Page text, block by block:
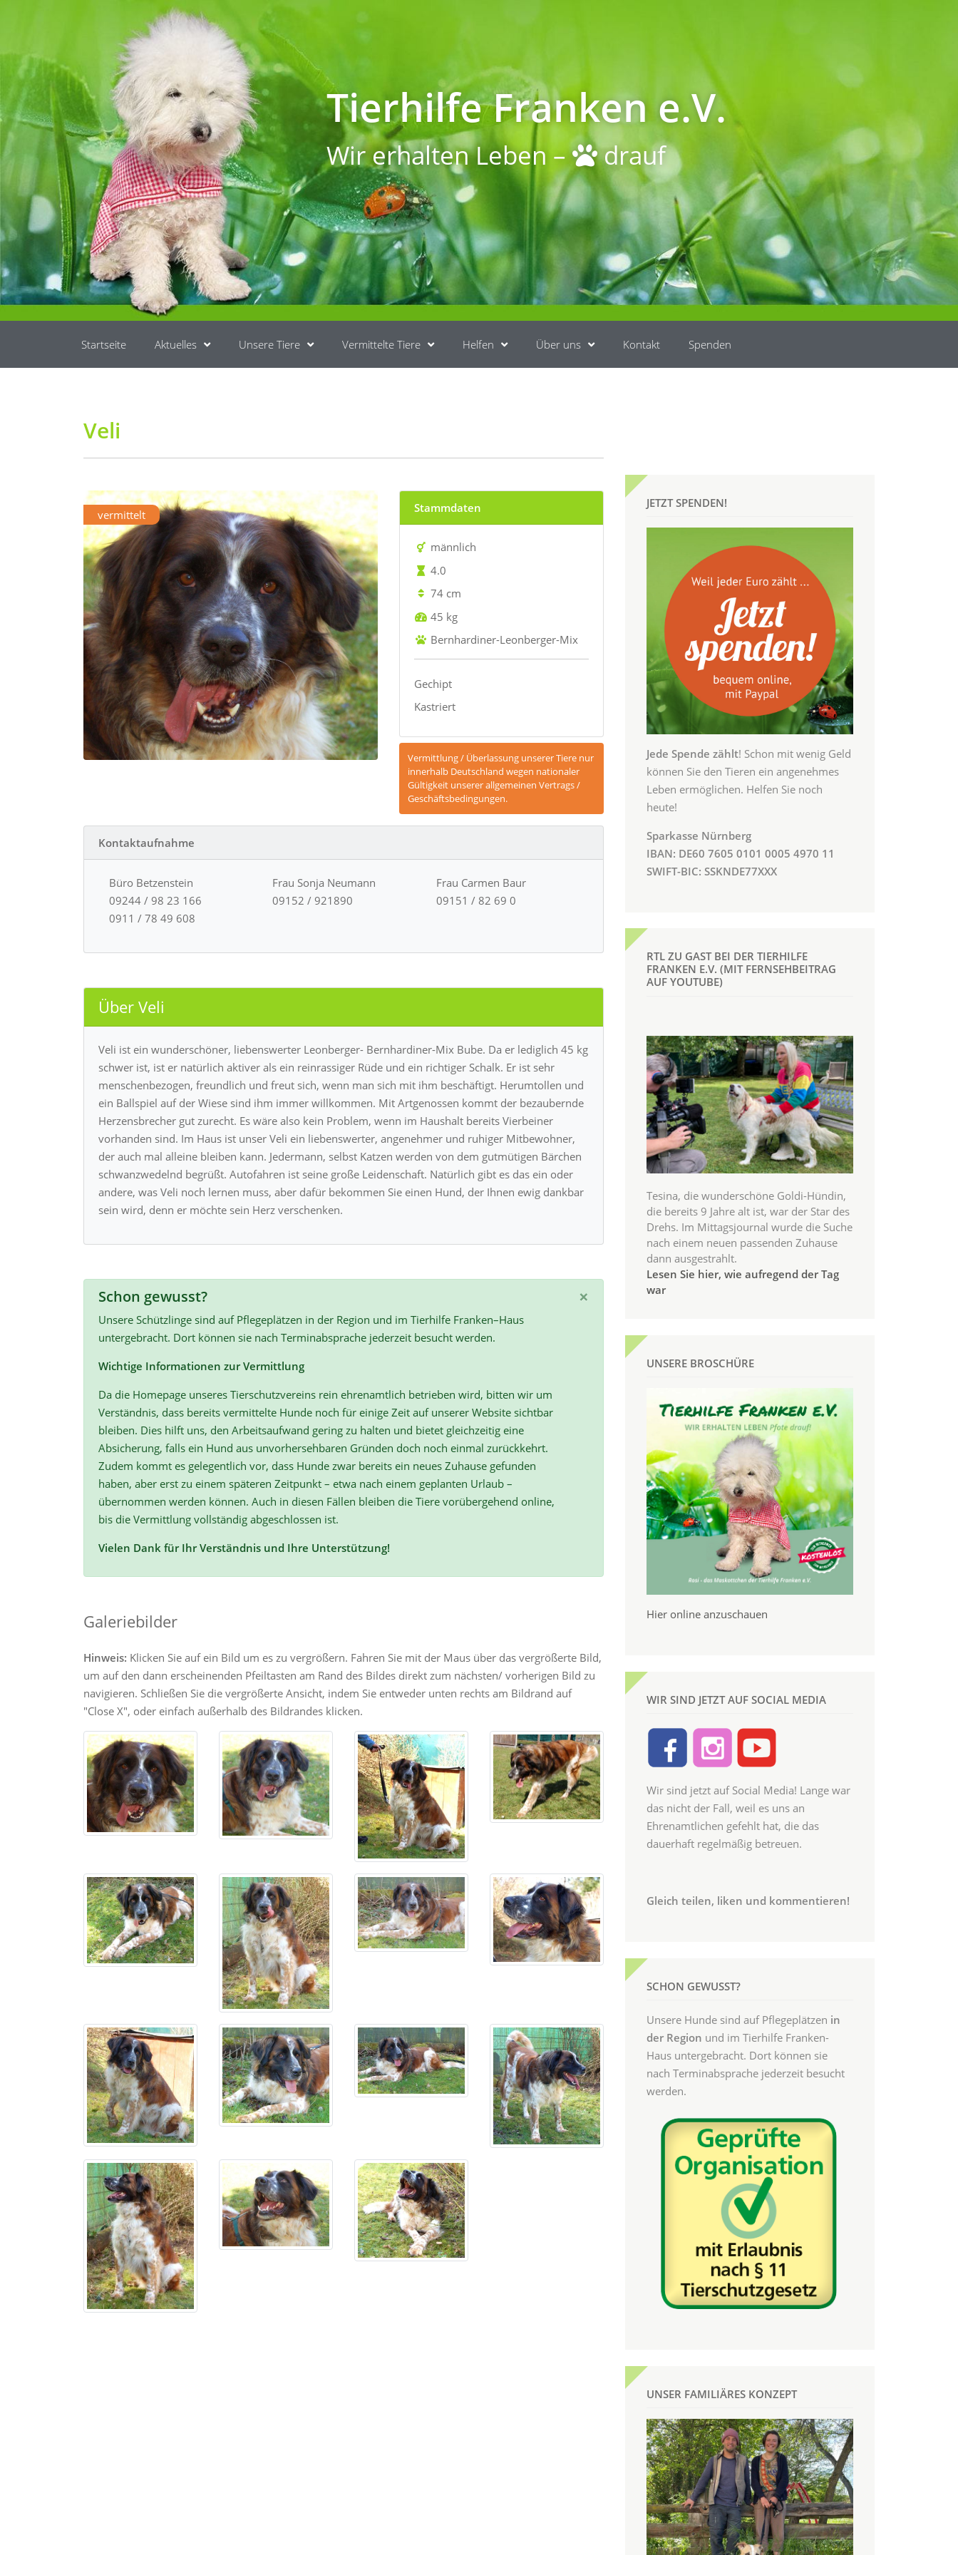
Tierhilfe Franken e.V.
Wir erhalten Leben – drauf
Startseite Aktuelles Unsere Tiere Vermittelte Tiere Helfen Über uns Kontakt Spenden
Veli
vermittelt Stammdaten
männlich
4.0
74 cm
45 kg
Bernhardiner-Leonberger-Mix
Gechipt
Kastriert
Vermittlung / Überlassung unserer Tiere nur
innerhalb Deutschland wegen nationaler
Gültigkeit unserer allgemeinen Vertrags /
Geschäftsbedingungen.
Kontaktaufnahme
Büro Betzenstein
09244 / 98 23 166
0911 / 78 49 608
Frau Sonja Neumann
09152 / 921890
Frau Carmen Baur
09151 / 82 69 0
Über Veli
Veli ist ein wunderschöner, liebenswerter Leonberger- Bernhardiner-Mix Bube. Da er lediglich 45 kg
schwer ist, ist er natürlich aktiver als ein reinrassiger Rüde und ein richtiger Schalk. Er ist sehr
menschenbezogen, freundlich und freut sich, wenn man sich mit ihm beschäftigt. Herumtollen und
ein Ballspiel auf der Wiese sind ihm immer willkommen. Mit Artgenossen kommt der bezaubernde
Herzensbrecher gut zurecht. Es wäre also kein Problem, wenn im Haushalt bereits Vierbeiner
vorhanden sind. Im Haus ist unser Veli ein liebenswerter, angenehmer und ruhiger Mitbewohner,
der auch mal alleine bleiben kann. Jedermann, selbst Katzen werden von dem gutmütigen Bärchen
schwanzwedelnd begrüßt. Autofahren ist seine große Leidenschaft. Natürlich gibt es das ein oder
andere, was Veli noch lernen muss, aber dafür bekommen Sie einen Hund, der Ihnen ewig dankbar
sein wird, denn er möchte sein Herz verschenken.
×
Schon gewusst?
Unsere Schützlinge sind auf Pflegeplätzen in der Region und im Tierhilfe Franken–Haus
untergebracht. Dort können sie nach Terminabsprache jederzeit besucht werden.
Wichtige Informationen zur Vermittlung
Da die Homepage unseres Tierschutzvereins rein ehrenamtlich betrieben wird, bitten wir um
Verständnis, dass bereits vermittelte Hunde noch für einige Zeit auf unserer Website sichtbar
bleiben. Dies hilft uns, den Arbeitsaufwand gering zu halten und bietet gleichzeitig eine
Absicherung, falls ein Hund aus unvorhersehbaren Gründen doch noch einmal zurückkehrt.
Zudem kommt es gelegentlich vor, dass Hunde zwar bereits ein neues Zuhause gefunden
haben, aber erst zu einem späteren Zeitpunkt – etwa nach einem geplanten Urlaub –
übernommen werden können. Auch in diesen Fällen bleiben die Tiere vorübergehend online,
bis die Vermittlung vollständig abgeschlossen ist.
Vielen Dank für Ihr Verständnis und Ihre Unterstützung!
Galeriebilder
Hinweis: Klicken Sie auf ein Bild um es zu vergrößern. Fahren Sie mit der Maus über das vergrößerte Bild,
um auf den dann erscheinenden Pfeiltasten am Rand des Bildes direkt zum nächsten/ vorherigen Bild zu
navigieren. Schließen Sie die vergrößerte Ansicht, indem Sie entweder unten rechts am Bildrand auf
"Close X", oder einfach außerhalb des Bildrandes klicken.
JETZT SPENDEN!
Jede Spende zählt! Schon mit wenig Geld
können Sie den Tieren ein angenehmes
Leben ermöglichen. Helfen Sie noch
heute!
Sparkasse Nürnberg
IBAN: DE60 7605 0101 0005 4970 11
SWIFT-BIC: SSKNDE77XXX
RTL ZU GAST BEI DER TIERHILFE
FRANKEN E.V. (MIT FERNSEHBEITRAG
AUF YOUTUBE)
Tesina, die wunderschöne Goldi-Hündin,
die bereits 9 Jahre alt ist, war der Star des
Drehs. Im Mittagsjournal wurde die Suche
nach einem neuen passenden Zuhause
dann ausgestrahlt.
Lesen Sie hier, wie aufregend der Tag
war
UNSERE BROSCHÜRE
Hier online anzuschauen
WIR SIND JETZT AUF SOCIAL MEDIA
Wir sind jetzt auf Social Media! Lange war
das nicht der Fall, weil es uns an
Ehrenamtlichen gefehlt hat, die das
dauerhaft regelmäßig betreuen.
Gleich teilen, liken und kommentieren!
SCHON GEWUSST?
Unsere Hunde sind auf Pflegeplätzen in
der Region und im Tierhilfe Franken-
Haus untergebracht. Dort können sie
nach Terminabsprache jederzeit besucht
werden.
UNSER FAMILIÄRES KONZEPT